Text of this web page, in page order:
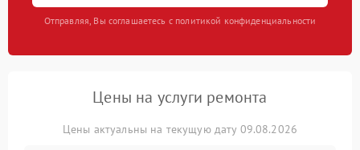
Отправляя, Вы соглашаетесь с политикой конфиденциальности
Цены на услуги ремонта
Цены актуальны на текущую дату 09.08.2026